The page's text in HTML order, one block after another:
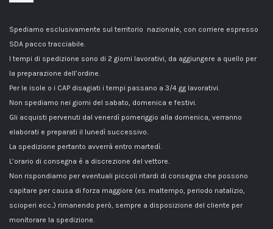
Spediamo esclusivamente sul territorio nazionale, con corriere espresso
SDA pacco tracciabile.
I tempi di spedizione sono di 2 giorni lavorativi, da aggiungere a quello per
la preparazione dell’ordine.
Per le isole o i CAP disagiati i tempi passano a 3/4 gg lavorativi.
Non spediamo nei giorni del sabato, domenica e festivi.
Gli acquisti pervenuti dal venerdì pomeriggio alla domenica, verranno
elaborati e preparati il lunedì successivo.
La spedizione pertanto avverrà entro martedì.
L’orario di consegna è a discrezione del vettore.
Non rispondiamo per eventuali piccoli ritardi di consegna che possono
capitare per causa di forza maggiore (es. maltempo, periodo natalizio,
scioperi ecc..) rimanendo però, sempre a disposizione del cliente per
monitorare la spedizione.